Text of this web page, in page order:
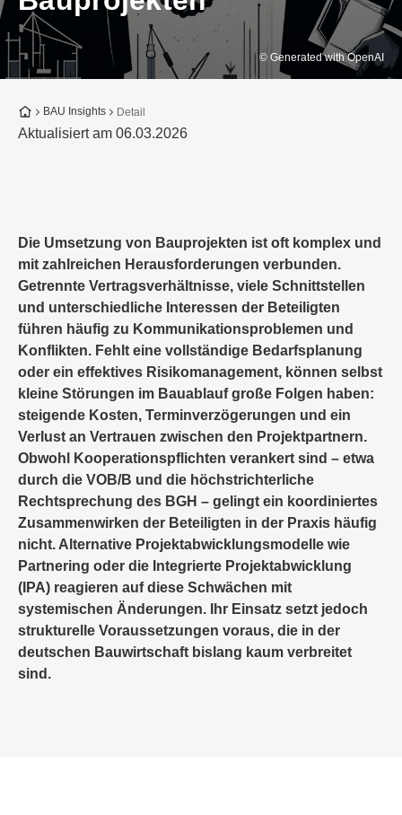
© Generated with OpenAI
Zur Startseite
BAU Insights Detail
Aktualisiert am 06.03.2026
Die Umsetzung von Bauprojekten ist oft komplex und
mit zahlreichen Herausforderungen verbunden.
Getrennte Vertragsverhältnisse, viele Schnittstellen
und unterschiedliche Interessen der Beteiligten
führen häufig zu Kommunikationsproblemen und
Konflikten. Fehlt eine vollständige Bedarfsplanung
oder ein effektives Risikomanagement, können selbst
kleine Störungen im Bauablauf große Folgen haben:
steigende Kosten, Terminverzögerungen und ein
Verlust an Vertrauen zwischen den Projektpartnern.
Obwohl Kooperationspflichten verankert sind – etwa
durch die VOB/B und die höchstrichterliche
Rechtsprechung des BGH – gelingt ein koordiniertes
Zusammenwirken der Beteiligten in der Praxis häufig
nicht. Alternative Projektabwicklungsmodelle wie
Partnering oder die Integrierte Projektabwicklung
(IPA) reagieren auf diese Schwächen mit
systemischen Änderungen. Ihr Einsatz setzt jedoch
strukturelle Voraussetzungen voraus, die in der
deutschen Bauwirtschaft bislang kaum verbreitet
sind.